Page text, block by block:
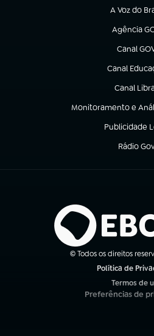
A Voz do
(abre em
Agência
(abre em
Canal
(abre em
Canal
(abre em
Canal
(abre em
Monitoramento e
(abre em nova aba)
Publicidade
(abre em
Rádio
(abre em
© Todos os direitos
Política de
Termos de
(abre em
Preferências de